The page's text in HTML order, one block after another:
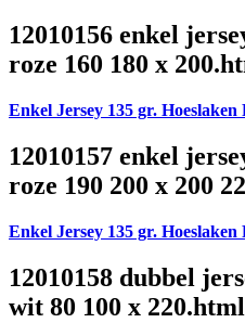
12010156 enkel
roze 160 180 x
Enkel Jersey 135 gr. Hoeslaken
12010157 enkel
roze 190 200 x 200
Enkel Jersey 135 gr. Hoeslaken
12010158 dubbel
wit 80 100 x 220.html